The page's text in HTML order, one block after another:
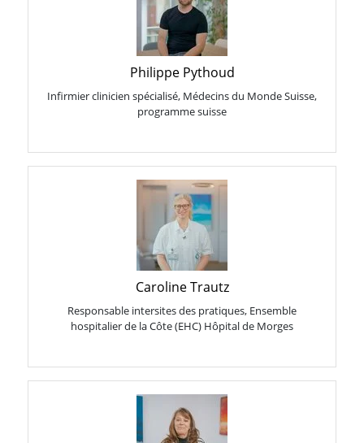
Philippe Pythoud
Infirmier clinicien spécialisé, Médecins du Monde Suisse,
programme suisse
Caroline Trautz
Responsable intersites des pratiques, Ensemble
hospitalier de la Côte (EHC) Hôpital de Morges